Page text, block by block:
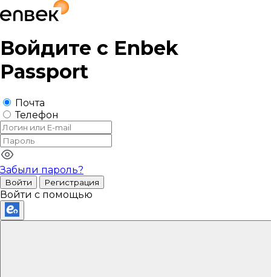
Войдите с Enbek
Passport
Почта
Телефон
Забыли пароль?
Войти Регистрация
Войти с помощью